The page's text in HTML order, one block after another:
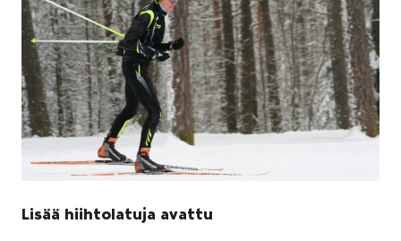
Lisää hiihtolatuja avattu